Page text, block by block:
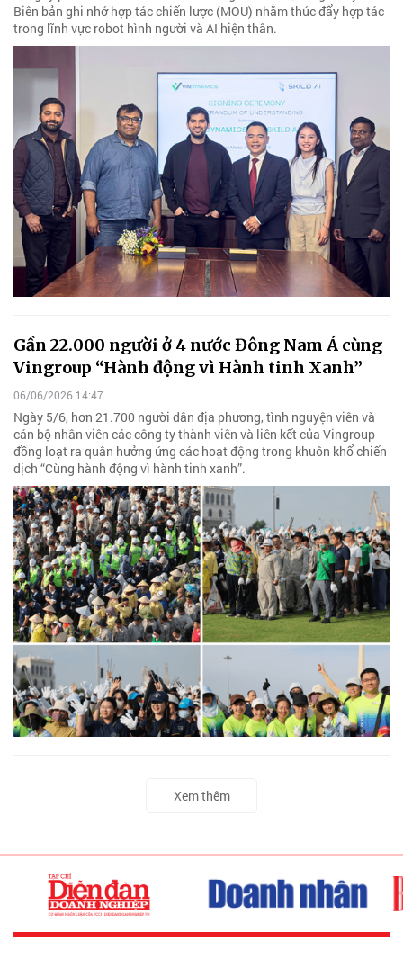
Biên bản ghi nhớ hợp tác chiến lược (MOU) nhằm thúc đẩy hợp tác
trong lĩnh vực robot hình người và AI hiện thân.
Gần 22.000 người ở 4 nước Đông Nam Á cùng
Vingroup “Hành động vì Hành tinh Xanh”
06/06/2026 14:47
Ngày 5/6, hơn 21.700 người dân địa phương, tình nguyện viên và
cán bộ nhân viên các công ty thành viên và liên kết của Vingroup
đồng loạt ra quân hưởng ứng các hoạt động trong khuôn khổ chiến
dịch “Cùng hành động vì hành tinh xanh”.
Xem thêm